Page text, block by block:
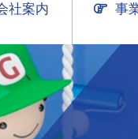
社案内 事